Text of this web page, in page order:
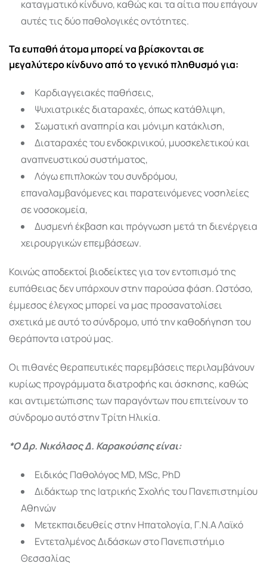
καταγματικό κίνδυνο, καθώς και τα αίτια που επάγουν
αυτές τις δύο παθολογικές οντότητες.
Τα ευπαθή άτομα μπορεί να βρίσκονται σε
μεγαλύτερο κίνδυνο από το γενικό πληθυσμό για:
Καρδιαγγειακές παθήσεις,
Ψυχιατρικές διαταραχές, όπως κατάθλιψη,
Σωματική αναπηρία και μόνιμη κατάκλιση,
Διαταραχές του ενδοκρινικού, μυοσκελετικού και
αναπνευστικού συστήματος,
Λόγω επιπλοκών του συνδρόμου,
επαναλαμβανόμενες και παρατεινόμενες νοσηλείες
σε νοσοκομεία,
Δυσμενή έκβαση και πρόγνωση μετά τη διενέργεια
χειρουργικών επεμβάσεων.
Κοινώς αποδεκτοί βιοδείκτες για τον εντοπισμό της
ευπάθειας δεν υπάρχουν στην παρούσα φάση. Ωστόσο,
έμμεσος έλεγχος μπορεί να μας προσανατολίσει
σχετικά με αυτό το σύνδρομο, υπό την καθοδήγηση του
θεράποντα ιατρού μας.
Οι πιθανές θεραπευτικές παρεμβάσεις περιλαμβάνουν
κυρίως προγράμματα διατροφής και άσκησης, καθώς
και αντιμετώπισης των παραγόντων που επιτείνουν το
σύνδρομο αυτό στην Τρίτη Ηλικία.
*Ο Δρ. Νικόλαος Δ. Καρακούσης είναι:
Ειδικός Παθολόγος MD, MSc, PhD
Διδάκτωρ της Ιατρικής Σχολής του Πανεπιστημίου
Αθηνών
Μετεκπαιδευθείς στην Ηπατολογία, Γ.Ν.Α Λαϊκό
Εντεταλμένος Διδάσκων στο Πανεπιστήμιο
Θεσσαλίας